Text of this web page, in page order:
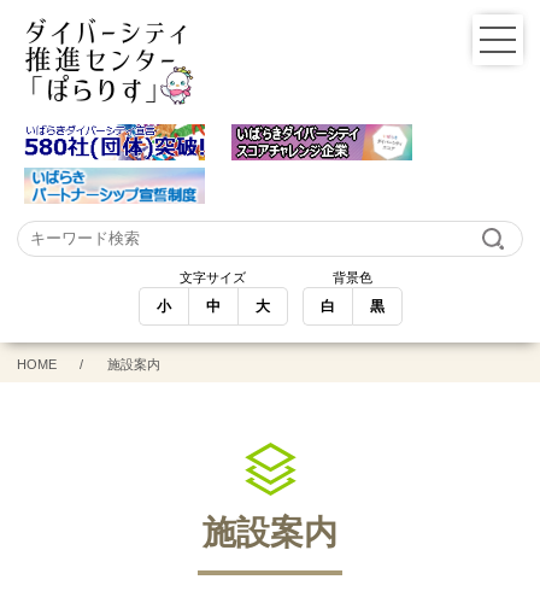
文字サイズ
小 中 大
背景色
白 黒
HOME 施設案内
施設案内